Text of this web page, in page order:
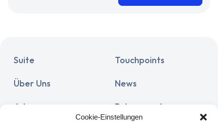
Cookie-Einstellungen
Suite Touchpoints
Über Uns News
Jobs Release notes